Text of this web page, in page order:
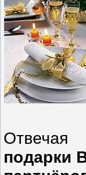
подарки